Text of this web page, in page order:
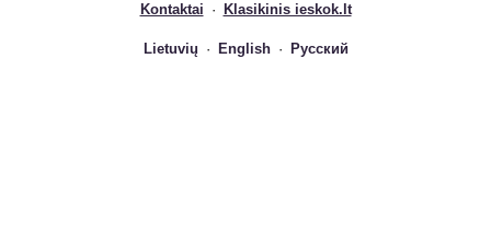
Kontaktai · Klasikinis ieskok.lt
Lietuvių · English · Русский